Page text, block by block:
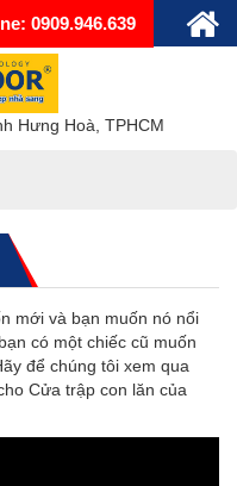
0909.946.639
Hưng Hoà, TPHCM
mới và bạn muốn nó nổi
có một chiếc cũ muốn
để chúng tôi xem qua
Cửa trập con lăn của